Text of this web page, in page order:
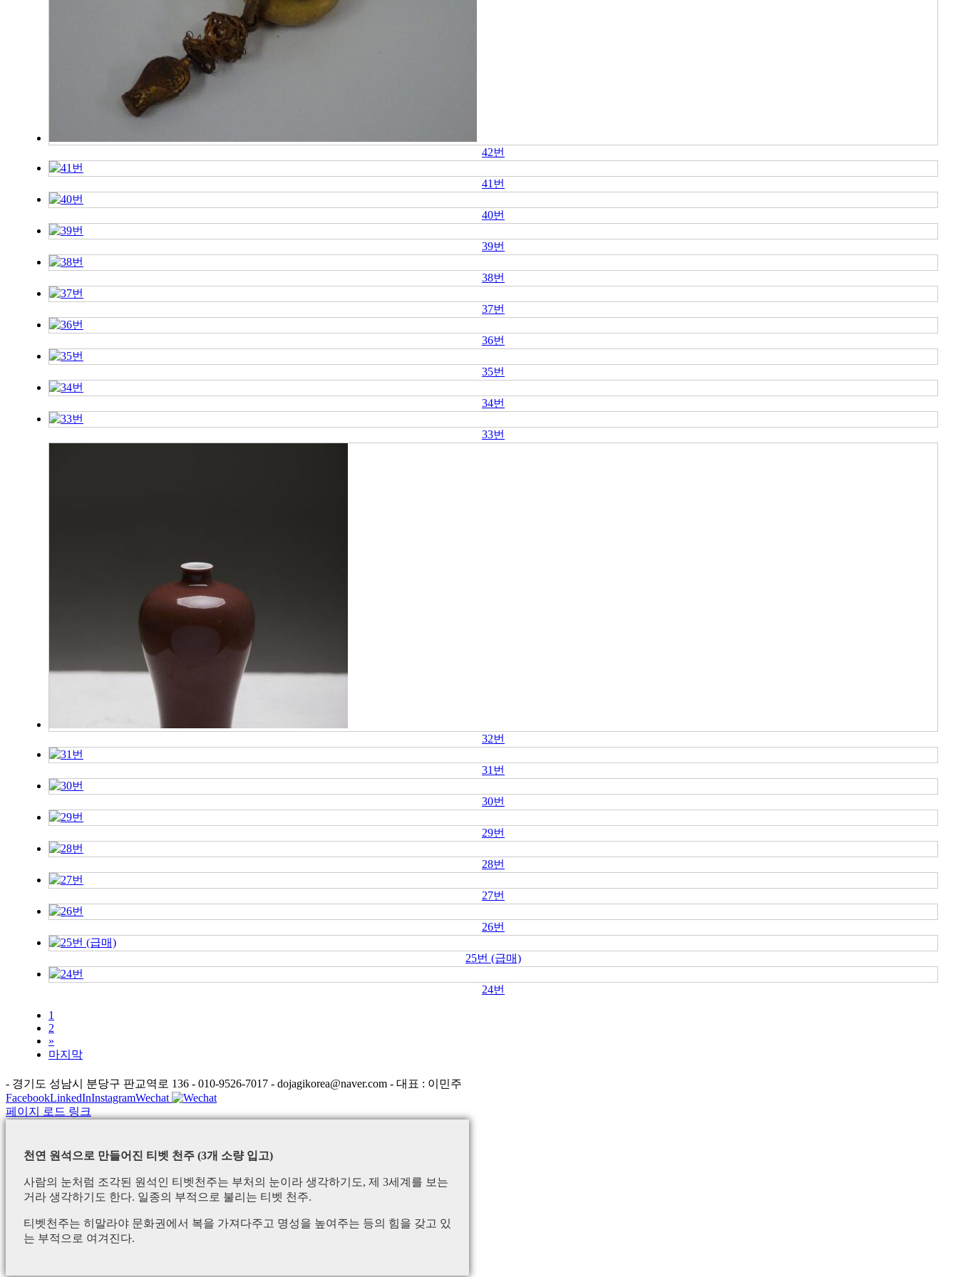
42번
41번
40번
39번
38번
37번
36번
35번
34번
33번
32번
31번
30번
29번
28번
27번
26번
25번 (급매)
24번
1
2
»
마지막
- 경기도 성남시 분당구 판교역로 136 - 010-9526-7017 - dojagikorea@naver.com - 대표 : 이민주
FacebookLinkedInInstagramWechat
페이지 로드 링크
천연 원석으로 만들어진 티벳 천주 (3개 소량 입고)
사람의 눈처럼 조각된 원석인 티벳천주는 부처의 눈이라 생각하기도, 제 3세계를 보는
거라 생각하기도 한다. 일종의 부적으로 불리는 티벳 천주.
티벳천주는 히말라야 문화권에서 복을 가져다주고 명성을 높여주는 등의 힘을 갖고 있
는 부적으로 여겨진다.